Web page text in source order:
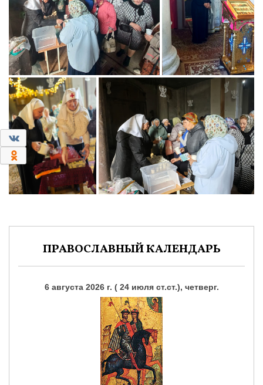
0
0
ПРАВОСЛАВНЫЙ КАЛЕНДАРЬ
6 августа 2026 г. ( 24 июля ст.ст.), четверг.